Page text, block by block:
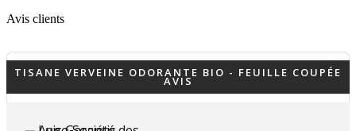
Avis clients
TISANE VERVEINE ODORANTE BIO - FEUILLE COUPÉE
AVIS